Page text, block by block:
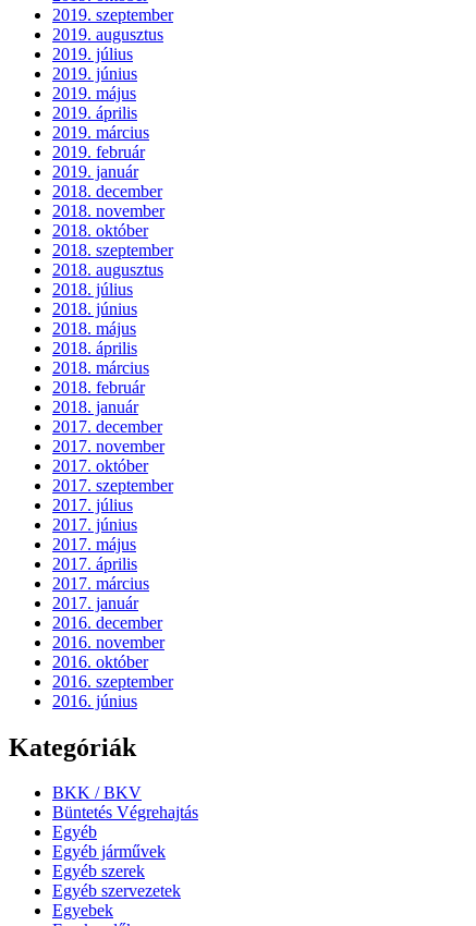
2019. szeptember
2019. augusztus
2019. július
2019. június
2019. május
2019. április
2019. március
2019. február
2019. január
2018. december
2018. november
2018. október
2018. szeptember
2018. augusztus
2018. július
2018. június
2018. május
2018. április
2018. március
2018. február
2018. január
2017. december
2017. november
2017. október
2017. szeptember
2017. július
2017. június
2017. május
2017. április
2017. március
2017. január
2016. december
2016. november
2016. október
2016. szeptember
2016. június
Kategóriák
BKK / BKV
Büntetés Végrehajtás
Egyéb
Egyéb járművek
Egyéb szerek
Egyéb szervezetek
Egyebek